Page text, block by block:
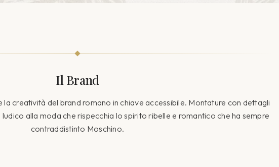
Il Brand
creatività del brand romano in chiave accessibile. Montature con dettagli
alla moda che rispecchia lo spirito ribelle e romantico che ha sempre
contraddistinto Moschino.